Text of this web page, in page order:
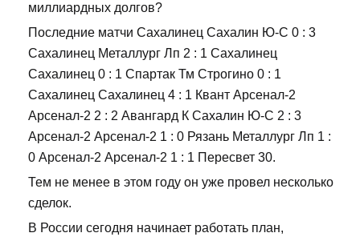
миллиардных долгов?
Последние матчи Сахалинец Сахалин Ю-С 0 : 3
Сахалинец Металлург Лп 2 : 1 Сахалинец
Сахалинец 0 : 1 Спартак Тм Строгино 0 : 1
Сахалинец Сахалинец 4 : 1 Квант Арсенал-2
Арсенал-2 2 : 2 Авангард К Сахалин Ю-С 2 : 3
Арсенал-2 Арсенал-2 1 : 0 Рязань Металлург Лп 1 :
0 Арсенал-2 Арсенал-2 1 : 1 Пересвет 30.
Тем не менее в этом году он уже провел несколько
сделок.
В России сегодня начинает работать план,